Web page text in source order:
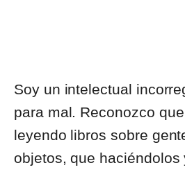
Soy un intelectual
para mal. Reconozco
leyendo libros sobre
objetos, que haciéndolos